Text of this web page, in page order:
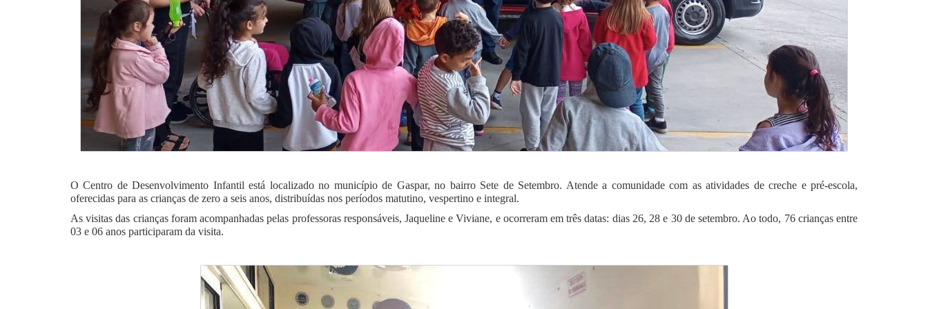
O Centro de Desenvolvimento Infantil está localizado no município de Gaspar, no bairro Sete de Setembro. Atende a comunidade com as atividades de creche e pré-escola,
oferecidas para as crianças de zero a seis anos, distribuídas nos períodos matutino, vespertino e integral.
As visitas das crianças foram acompanhadas pelas professoras responsáveis, Jaqueline e Viviane, e ocorreram em três datas: dias 26, 28 e 30 de setembro. Ao todo, 76 crianças entre
03 e 06 anos participaram da visita.